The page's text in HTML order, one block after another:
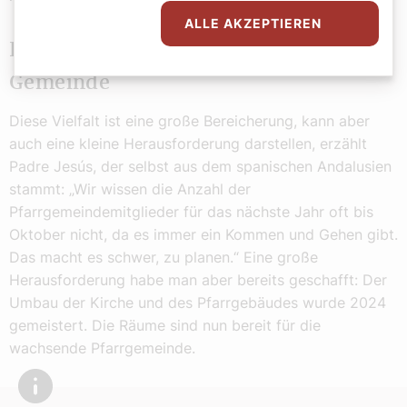
Die Vielfalt der Spanischsprachigen
Gemeinde
Diese Vielfalt ist eine große Bereicherung, kann aber
auch eine kleine Herausforderung darstellen, erzählt
Padre Jesús, der selbst aus dem spanischen Andalusien
stammt: „Wir wissen die Anzahl der
Pfarrgemeindemitglieder für das nächste Jahr oft bis
Oktober nicht, da es immer ein Kommen und Gehen gibt.
Das macht es schwer, zu planen.“ Eine große
Herausforderung habe man aber bereits geschafft: Der
Umbau der Kirche und des Pfarrgebäudes wurde 2024
gemeistert. Die Räume sind nun bereit für die
wachsende Pfarrgemeinde.
ALLE AKZEPTIEREN